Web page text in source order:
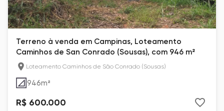
Terreno à venda em Campinas, Loteamento
Caminhos de San Conrado (Sousas), com 946 m²
Loteamento Caminhos de São Conrado (Sousas)
946m²
R$ 600.000